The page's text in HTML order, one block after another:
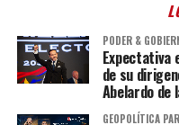
PODER &
Expectativa
de su
Abelardo de
GEOPOLÍTICA